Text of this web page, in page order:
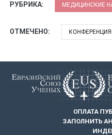
РУБРИКА: МЕДИЦИНСКИЕ
ОТМЕЧЕНО:
ОПЛАТА
ЗАПОЛНИТЬ